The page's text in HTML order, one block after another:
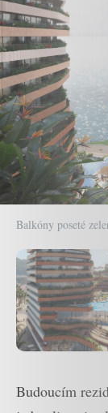
Balkóny poseté
Budoucím